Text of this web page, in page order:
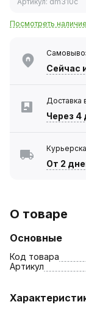
Посмотреть
Сейчас
Доставка
Через 4
От 2
О товаре
Основные
Код товара
Артикул